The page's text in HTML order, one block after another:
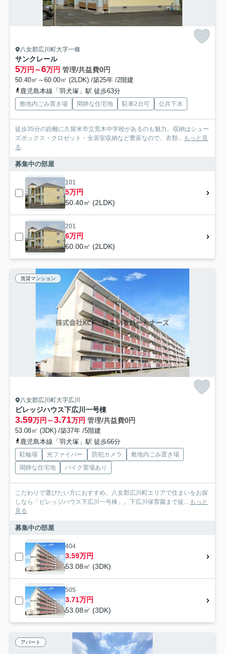
八女郡広川町大字一條
サンクレール
5万円～6万円 管理/共益費0円
50.40㎡～60.00㎡ (2LDK) /築25年 /2階建
鹿児島本線「羽犬塚」駅 徒歩63分
敷地内ごみ置き場 閑静な住宅地 駐車2台可 公共下水
徒歩35分の距離に久留米市立荒木中学校があるのも魅力。収納はシュー
ズボックス・クロゼット・全居室収納など豊富なので、衣類... もっと見
る
募集中の部屋
101
5万円
50.40㎡ (2LDK)
201
6万円
60.00㎡ (2LDK)
賃貸マンション
八女郡広川町大字広川
ビレッジハウス下広川一号棟
3.59万円～3.71万円 管理/共益費0円
53.08㎡ (3DK) /築37年 /5階建
鹿児島本線「羽犬塚」駅 徒歩66分
駐輪場 光ファイバー 防犯カメラ
敷地内ごみ置き場
閑静な住宅地
バイク置場あり
こだわりで選びたい方におすすめ。八女郡広川町エリアで住まいをお探
しなら「ビレッジハウス下広川一号棟」。下広川保育園まで徒... もっと
見る
募集中の部屋
404
3.59万円
53.08㎡ (3DK)
505
3.71万円
53.08㎡ (3DK)
アパート